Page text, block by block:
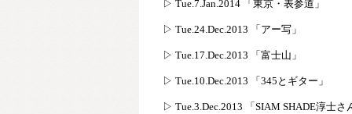
▷ Tue.7.Jan.2014 「東京・表参道」
▷ Tue.24.Dec.2013 「アー写」
▷ Tue.17.Dec.2013 「富士山」
▷ Tue.10.Dec.2013 「345とギター」
▷ Tue.3.Dec.2013 「SIAM SHADE淳士さ